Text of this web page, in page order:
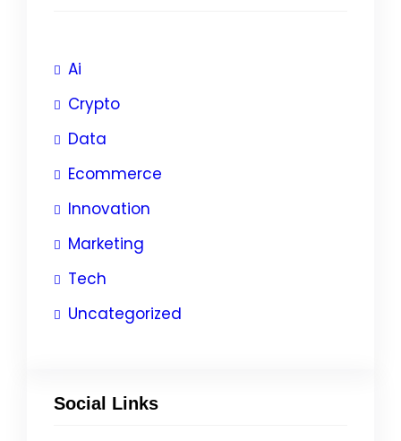
Ai
Crypto
Data
Ecommerce
Innovation
Marketing
Tech
Uncategorized
Social Links